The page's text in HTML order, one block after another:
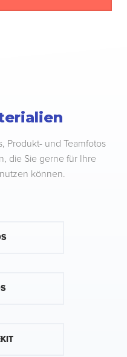
Produkt- und Teamfotos
die Sie gerne für Ihre
können.